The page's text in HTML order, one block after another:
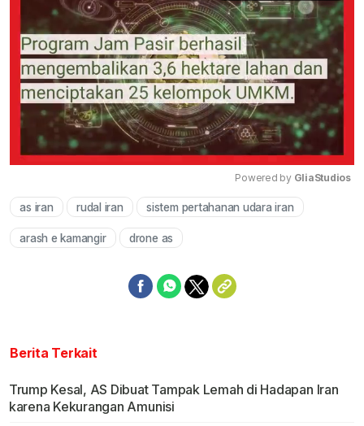
Mute
Powered by GliaStudios
as iran rudal iran sistem pertahanan udara iran
arash e kamangir drone as
Berita Terkait
Trump Kesal, AS Dibuat Tampak Lemah di Hadapan Iran
karena Kekurangan Amunisi